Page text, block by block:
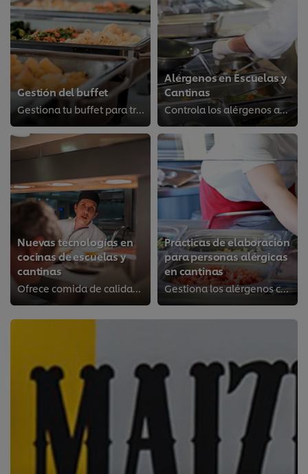
Gestión del buffet
Gestiona tu buffet para transmitir calidad y creatividad en tus platos.
Alérgenos en Escuelas y
Cantinas
Controla los alérgenos adecuadamente
Nuevas tecnologías en
cocinas de escuelas y
cantinas
Ofrece comida de calidad en tus cantinas escolares
Prácticas de elaboración
para personas alérgicas
en cantinas
Gestiona los alérgenos con estos métodos